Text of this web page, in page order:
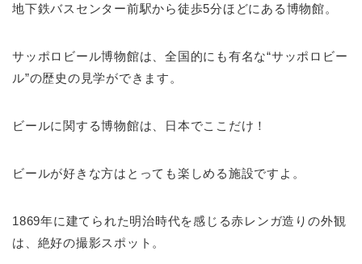
地下鉄バスセンター前駅から徒歩5分ほどにある博物館。
サッポロビール博物館は、全国的にも有名な“サッポロビー
ル”の歴史の見学ができます。
ビールに関する博物館は、日本でここだけ！
ビールが好きな方はとっても楽しめる施設ですよ。
1869年に建てられた明治時代を感じる赤レンガ造りの外観
は、絶好の撮影スポット。